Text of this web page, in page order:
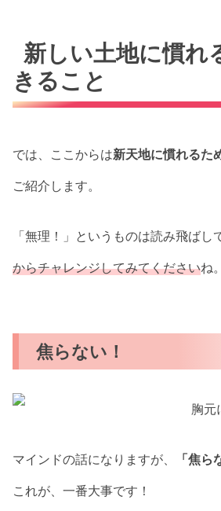
新しい土地に慣れ
きること
では、ここからは新天地に慣れるた
ご紹介します。
「無理！」というものは読み飛ばし
からチャレンジしてみてくださいね。
焦らない！
マインドの話になりますが、 「焦ら
これが、一番大事です！